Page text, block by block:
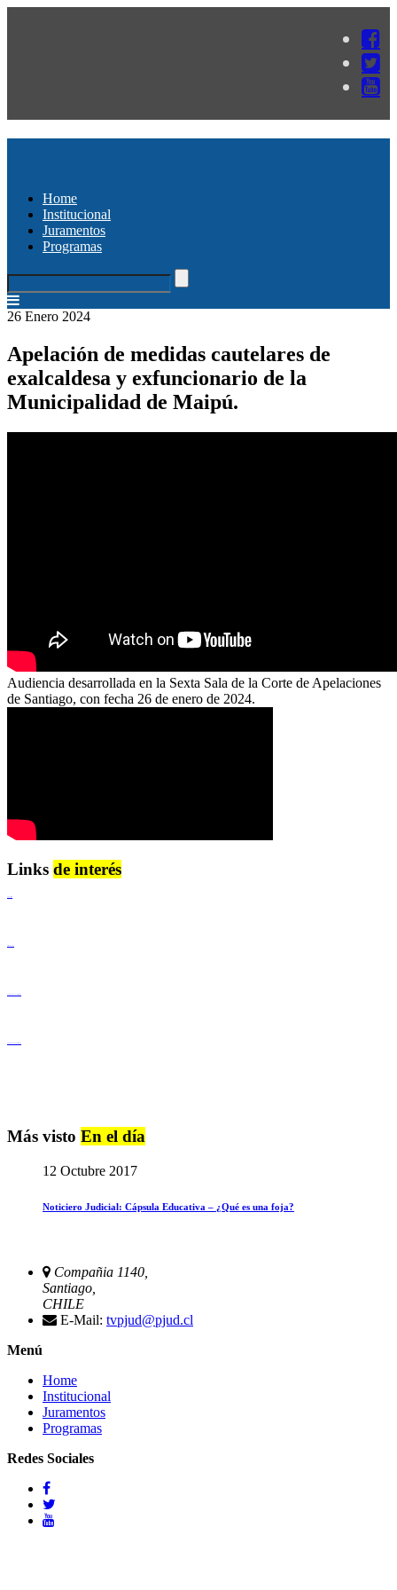
Home
Institucional
Juramentos
Programas
26 Enero 2024
Apelación de medidas cautelares de
exalcaldesa y exfuncionario de la
Municipalidad de Maipú.
Audiencia desarrollada en la Sexta Sala de la Corte de Apelaciones
de Santiago, con fecha 26 de enero de 2024.
Links de interés
Más visto En el día
12 Octubre 2017
Noticiero Judicial: Cápsula Educativa – ¿Qué es una foja?
Compañia 1140,
Santiago,
CHILE
E-Mail: tvpjud@pjud.cl
Menú
Home
Institucional
Juramentos
Programas
Redes Sociales